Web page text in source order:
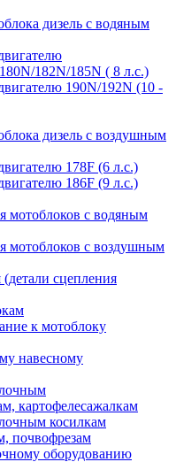
дизель с водяным
182N/185N ( 8 л.с.)
190N/192N (10 -
дизель с воздушным
178F (6 л.с.)
186F (9 л.с.)
мотоблоков с водяным
мотоблоков с воздушным
сцепления
к мотоблоку
навесному
картофелесажалкам
косилкам
почвофрезам
оборудованию